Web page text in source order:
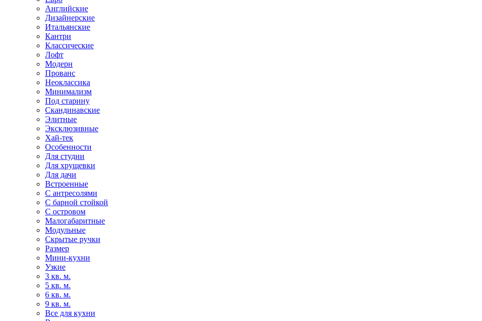
Английские
Дизайнерские
Итальянские
Кантри
Классические
Лофт
Модерн
Прованс
Неоклассика
Минимализм
Под старину
Скандинавские
Элитные
Эксклюзивные
Хай-тек
Особенности
Для студии
Для хрущевки
Для дачи
Встроенные
С антресолями
С барной стойкой
С островом
Малогабаритные
Модульные
Скрытые ручки
Размер
Мини-кухни
Узкие
3 кв. м.
5 кв. м.
6 кв. м.
9 кв. м.
Все для кухни